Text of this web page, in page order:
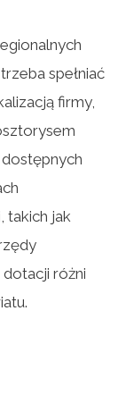
spełniać
firmy,
takich jak
różni